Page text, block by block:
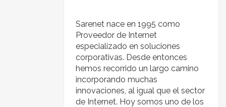
Sarenet nace en 1995 como
Proveedor de Internet
especializado en soluciones
corporativas. Desde entonces
hemos recorrido un largo camino
incorporando muchas
innovaciones, al igual que el sector
de Internet. Hoy somos uno de los